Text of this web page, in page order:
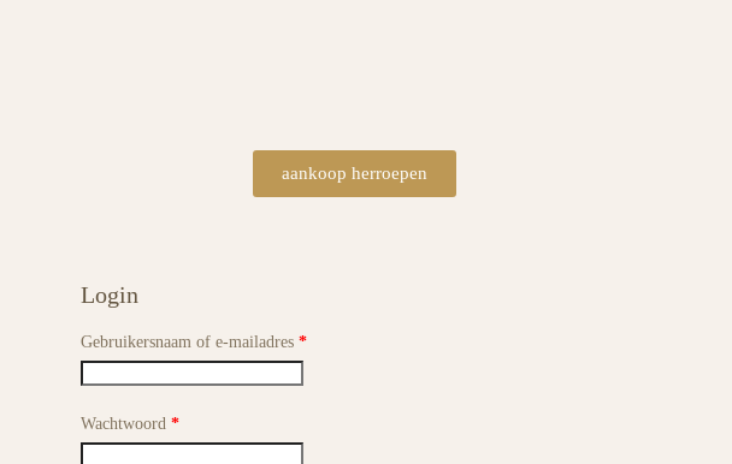
aankoop herroepen
Login
Gebruikersnaam of e-mailadres*
Wachtwoord*